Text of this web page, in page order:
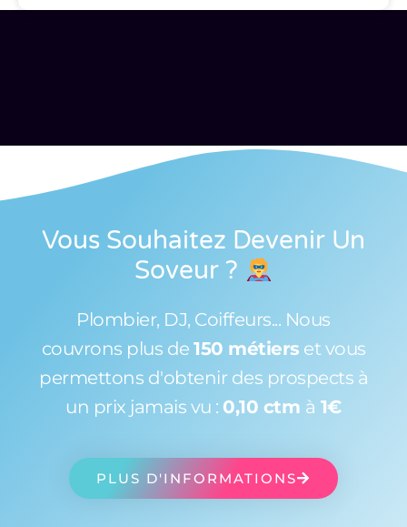
Vous Souhaitez Devenir Un
Soveur ?
Plombier, DJ, Coiffeurs... Nous
couvrons plus de 150 métiers et vous
permettons d'obtenir des prospects à
un prix jamais vu : 0,10 ctm à 1€
PLUS D'INFORMATIONS